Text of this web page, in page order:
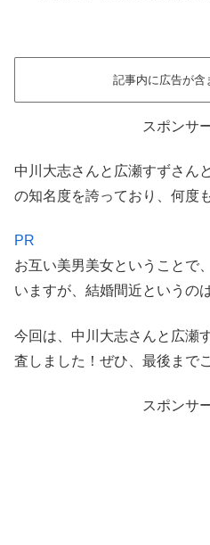
記事内に広告が含
スポンサ
中川大志さんと広瀬すずさん
の知名度を誇っており、何度
PR
お互い美男美女ということで
いますが、結婚間近というの
今回は、中川大志さんと広瀬
査しました！ぜひ、最後まで
スポンサ